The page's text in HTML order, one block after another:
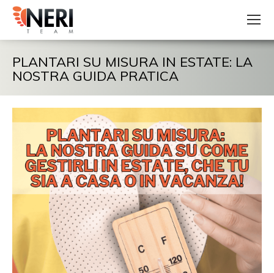
PLANTARI SU MISURA IN ESTATE: LA
NOSTRA GUIDA PRATICA